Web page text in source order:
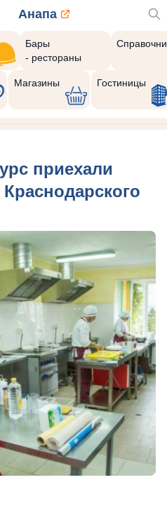
Анапа
Бары
- рестораны
Магазины Гостиницы
приехали